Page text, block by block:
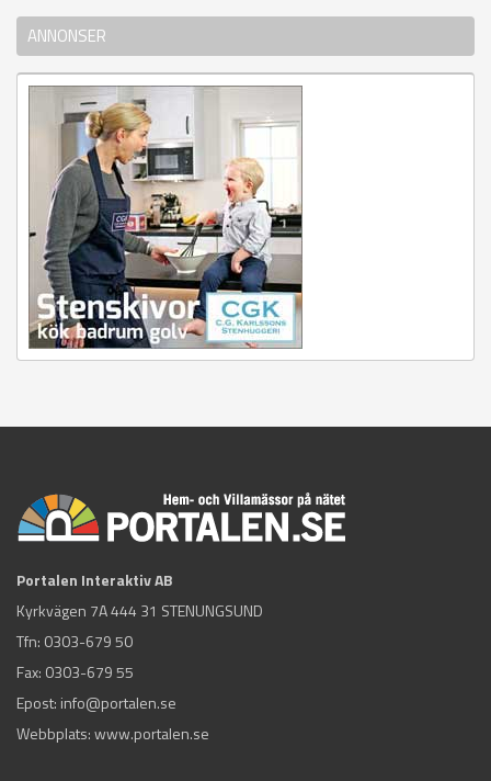
ANNONSER
Portalen Interaktiv AB
Kyrkvägen 7A 444 31 STENUNGSUND
Tfn: 0303-679 50
Fax: 0303-679 55
Epost: info@portalen.se
Webbplats: www.portalen.se